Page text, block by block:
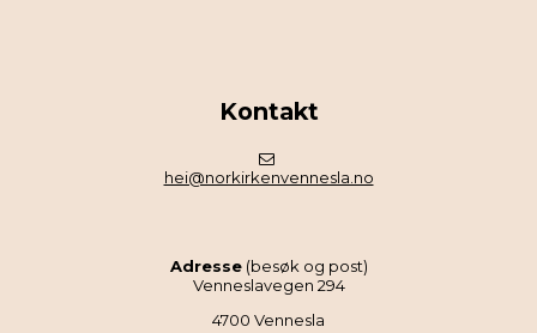
Kontakt
hei@norkirkenvennesla.no
Adresse(besøk og post)
Venneslavegen 294
4700 Vennesla